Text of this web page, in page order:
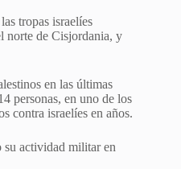
tropas israelíes
norte de Cisjordania, y
en las últimas
personas, en uno de los
contra israelíes en años.
su actividad militar en